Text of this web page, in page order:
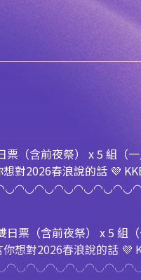
票（含前夜祭） x 5 組
對2026春浪說的話 💜